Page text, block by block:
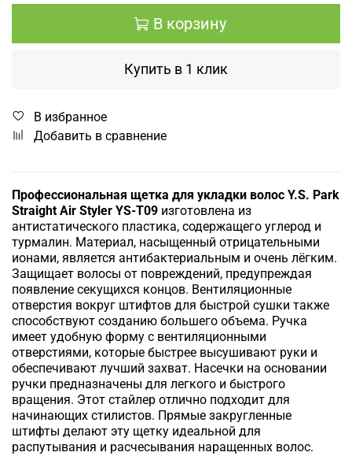
В корзину
Купить в 1 клик
В избранное
Добавить в сравнение
Профессиональная щетка для укладки волос Y.S. Park
Straight Air Styler YS-T09 изготовлена из
антистатического пластика, содержащего углерод и
турмалин. Материал, насыщенный отрицательными
ионами, является антибактериальным и очень лёгким.
Защищает волосы от повреждений, предупреждая
появление секущихся концов. Вентиляционные
отверстия вокруг штифтов для быстрой сушки также
способствуют созданию большего объема. Ручка
имеет удобную форму с вентиляционными
отверстиями, которые быстрее высушивают руки и
обеспечивают лучший захват. Насечки на основании
ручки предназначены для легкого и быстрого
вращения. Этот стайлер отлично подходит для
начинающих стилистов. Прямые закругленные
штифты делают эту щетку идеальной для
распутывания и расчесывания наращенных волос.